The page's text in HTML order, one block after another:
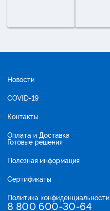
Новости
COVID-19
Контакты
Оплата и Доставка
Готовые решения
Полезная информация
Сертификаты
Политика конфиденциальности
8 800 600-30-64